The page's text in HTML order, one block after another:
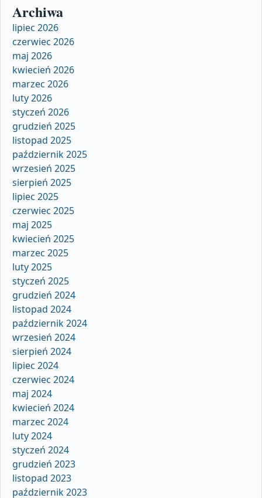
Archiwa
lipiec 2026
czerwiec 2026
maj 2026
kwiecień 2026
marzec 2026
luty 2026
styczeń 2026
grudzień 2025
listopad 2025
październik 2025
wrzesień 2025
sierpień 2025
lipiec 2025
czerwiec 2025
maj 2025
kwiecień 2025
marzec 2025
luty 2025
styczeń 2025
grudzień 2024
listopad 2024
październik 2024
wrzesień 2024
sierpień 2024
lipiec 2024
czerwiec 2024
maj 2024
kwiecień 2024
marzec 2024
luty 2024
styczeń 2024
grudzień 2023
listopad 2023
październik 2023